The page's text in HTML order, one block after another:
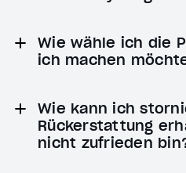
Wie wähle ich die
ich machen
Wie kann ich
Rückerstattung
nicht zufrieden